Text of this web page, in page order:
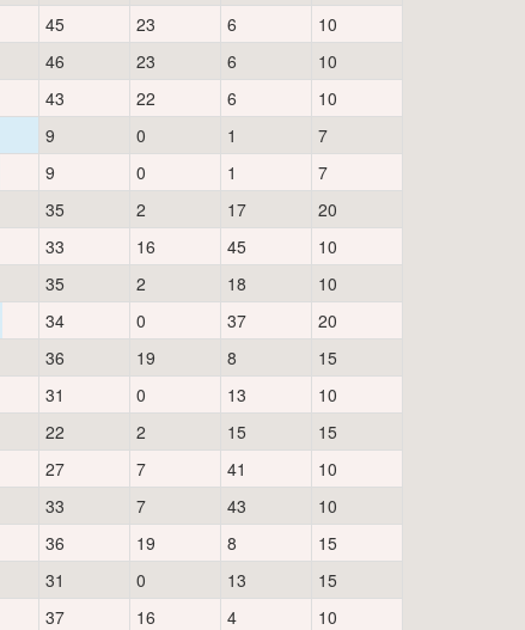
45 23 6
10
46 23 6
10
43 22 6
10
9 0 1
7
9 0 1
7
35 2 17
20
33 16 45
10
35 2 18
10
34 0 37
20
36 19 8
15
31 0 13
10
22 2 15
15
27 7 41
10
33 7 43
10
36 19 8
15
31 0 13
15
37 16 4
10